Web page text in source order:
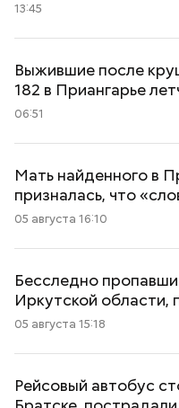
13:45
Выжившие после
182 в Приангарье
06:51
Мать найденного в
призналась, что
05 августа 16:10
Бесследно
Иркутской области,
05 августа 15:18
Рейсовый автобус